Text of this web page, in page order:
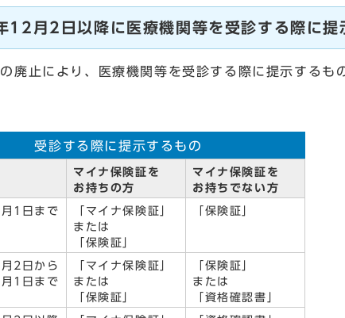
12月2日以降に医療機関等を受診する際に提
廃止により、医療機関等を受診する際に提示するも
受診する際に提示するもの
マイナ保険証を
お持ちの方
マイナ保険証を
お持ちでない方
1日まで
「マイナ保険証」
または
「保険証」
「保険証」
2日から
1日まで
「マイナ保険証」
または
「保険証」
「保険証」
または
「資格確認書」